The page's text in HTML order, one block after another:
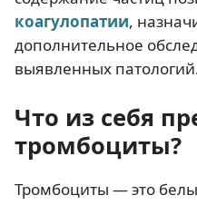
коагулопатии,
дополнительное
выявленных
Что из себя
тромбоциты?
Тромбоциты — это